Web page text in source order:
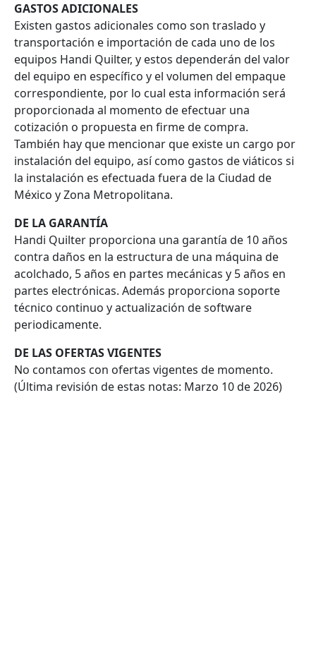
GASTOS ADICIONALES
Existen gastos adicionales como son traslado y
transportación e importación de cada uno de los
equipos Handi Quilter, y estos dependerán del valor
del equipo en específico y el volumen del empaque
correspondiente, por lo cual esta información será
proporcionada al momento de efectuar una
cotización o propuesta en firme de compra.
También hay que mencionar que existe un cargo por
instalación del equipo, así como gastos de viáticos si
la instalación es efectuada fuera de la Ciudad de
México y Zona Metropolitana.
DE LA GARANTÍA
Handi Quilter proporciona una garantía de 10 años
contra daños en la estructura de una máquina de
acolchado, 5 años en partes mecánicas y 5 años en
partes electrónicas. Además proporciona soporte
técnico continuo y actualización de software
periodicamente.
DE LAS OFERTAS VIGENTES
No contamos con ofertas vigentes de momento.
(Última revisión de estas notas: Marzo 10 de 2026)